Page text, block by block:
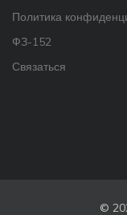
Политика
ФЗ-152
Связаться
©